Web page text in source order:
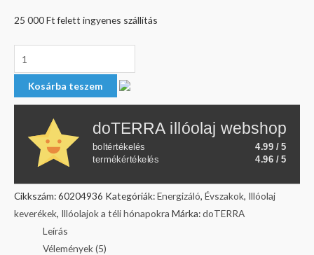
25 000 Ft felett ingyenes szállítás
Kosárba teszem
doTERRA illóolaj webshop
boltértékelés
4.99 / 5
termékértékelés
4.96 / 5
Cikkszám:60204936 Kategóriák:Energizáló, Évszakok, Illóolaj
keverékek, Illóolajok a téli hónapokra Márka:doTERRA
Leírás
Vélemények (5)